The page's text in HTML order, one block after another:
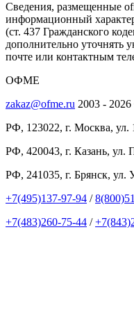
Сведения, размещенные
информационный
(ст. 437 Гражданского
дополнительно уточнять
почте или контактным
ОФМЕ
zakaz@ofme.ru 2003 -
РФ, 123022, г. Москва, ул.
РФ, 420043, г. Казань, ул.
РФ, 241035, г. Брянск, ул.
+7(495)137-97-94 /
+7(483)260-75-44 /